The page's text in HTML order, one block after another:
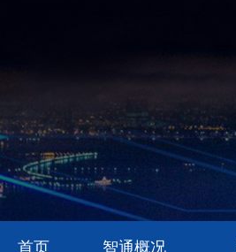
首页 智通概况